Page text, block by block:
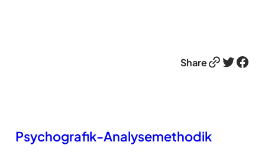
ShareLink Twitter Facebook
Psychografik-Analysemethodik